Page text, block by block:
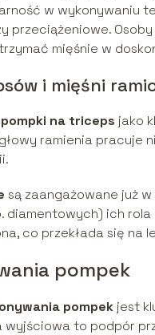
w wykonywaniu
przeciążeniowe.
mięśnie w
i mięśni
pompki na triceps jako
ramienia pracuje
są zaangażowane już
diamentowych) ich
co przekłada się
pompek
pompek jest
wyjściowa to podpór